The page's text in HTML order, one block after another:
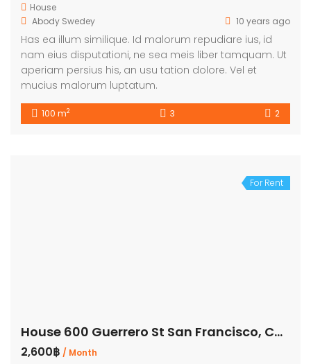
House
Abody Swedey
10 years ago
Has ea illum similique. Id malorum repudiare ius, id
nam eius disputationi, ne sea meis liber tamquam. Ut
aperiam persius his, an usu tation dolore. Vel et
mucius malorum luptatum.
100 m2 3 2
For Rent
House 600 Guerrero St San Francisco, CA 94110
2,600฿ / Month